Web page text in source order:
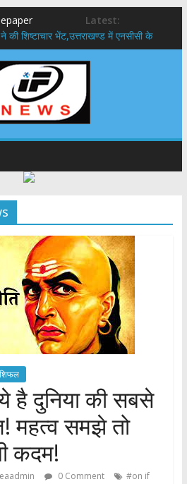
Latest:
की शिष्टाचार भेंट,उत्तराखण्ड में एनसीसी के
के विकास पर हुई महत्वपूर्ण चर्चा
को 60% तक सब्सिडी, गंगा एक्सप्रेसवे का
BJYM की भव्य कांवड़ यात्रा; तेजस्वी
की कामना
मुख्य सचिव मानसून-एसईओसी से मुख्य सचिव ने
शीघ्र खोला जाए, लोगों को न हो दिक्कत
में अनुसंधान संरचना होगी सुदृढ,उच्च
केन्द्रीय शिक्षा मंत्री से की मुलाकात
है दुनिया की सबसे
महत्व समझे तो
कदम!
0 Comment
#on if